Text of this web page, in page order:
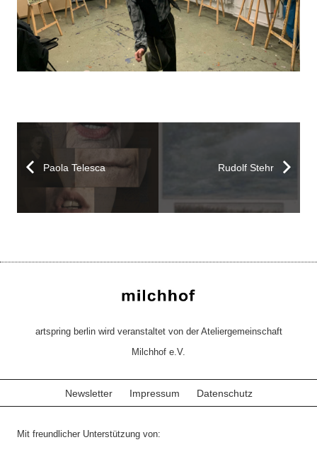
Paola Telesca Rudolf Stehr
artspring berlin wird veranstaltet von der Ateliergemeinschaft
Milchhof e.V.
Newsletter Impressum Datenschutz
Mit freundlicher Unterstützung von: